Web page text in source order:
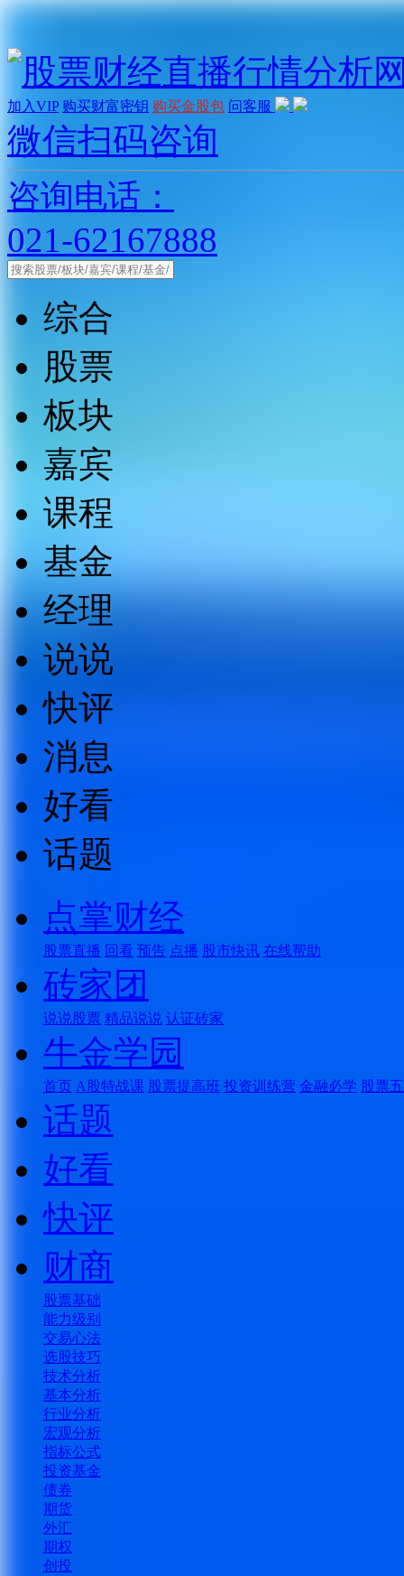
加入VIP 购买财富密钥 购买金股包 问客服
微信扫码咨询
咨询电话：
021-62167888
综合
股票
板块
嘉宾
课程
基金
经理
说说
快评
消息
好看
话题
点掌财经
股票直播 回看 预告 点播 股市快讯 在线帮助
砖家团
说说股票 精品说说 认证砖家
牛金学园
首页 A股特战课 股票提高班 投资训练营 金融必学 股票
话题
好看
快评
财商
股票基础
能力级别
交易心法
选股技巧
技术分析
基本分析
行业分析
宏观分析
指标公式
投资基金
债券
期货
外汇
期权
创投